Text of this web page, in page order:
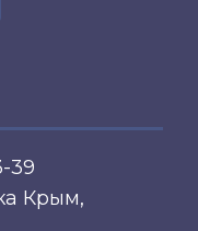
39
Крым,